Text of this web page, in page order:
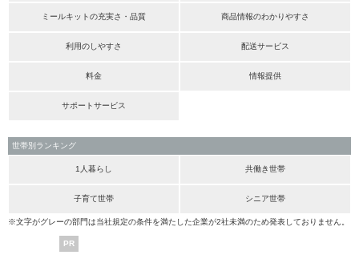
ミールキットの充実さ・品質 商品情報のわかりやすさ
利用のしやすさ 配送サービス
料金 情報提供
サポートサービス
世帯別ランキング
1人暮らし 共働き世帯
子育て世帯 シニア世帯
※文字がグレーの部門は当社規定の条件を満たした企業が2社未満のため発表しておりません。
PR